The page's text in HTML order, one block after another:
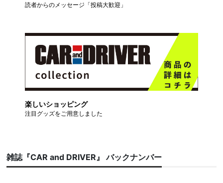
読者からのメッセージ「投稿大歓迎」
楽しいショッピング
注目グッズをご用意しました
雑誌『CAR and DRIVER』 バックナンバー